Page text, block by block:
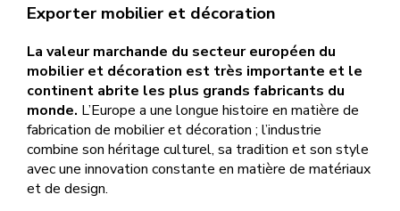
Exporter mobilier et décoration
La valeur marchande du secteur européen du
mobilier et décoration est très importante et le
continent abrite les plus grands fabricants du
monde. L’Europe a une longue histoire en matière de
fabrication de mobilier et décoration ; l’industrie
combine son héritage culturel, sa tradition et son style
avec une innovation constante en matière de matériaux
et de design.